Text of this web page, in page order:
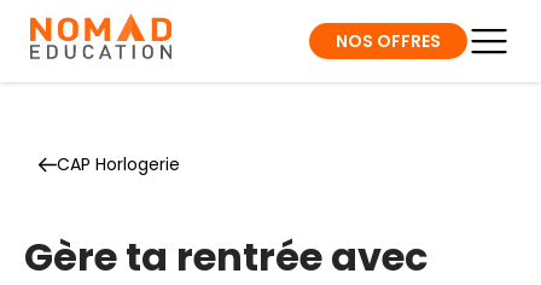
NOS OFFRES
CAP Horlogerie
Gère ta rentrée avec